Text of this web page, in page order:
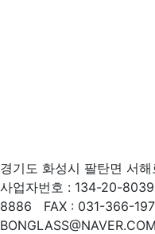
경기도 화성시 팔탄면 서
사업자번호 : 134-20-
8886 FAX : 031-366-
BONGLASS@NAVER.COM